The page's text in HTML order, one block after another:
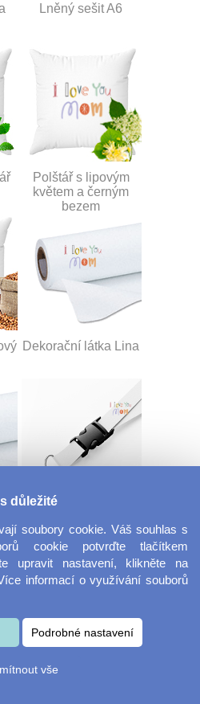
Lněný sešit A6
Polštář s lipovým
květem a černým
bezem
Dekorační látka Lina
přezkou
důležité
soubory cookie. Váš souhlas s
cookie potvrďte tlačítkem
upravit nastavení, klikněte na
informací o využívání souborů
Podrobné nastavení
vše